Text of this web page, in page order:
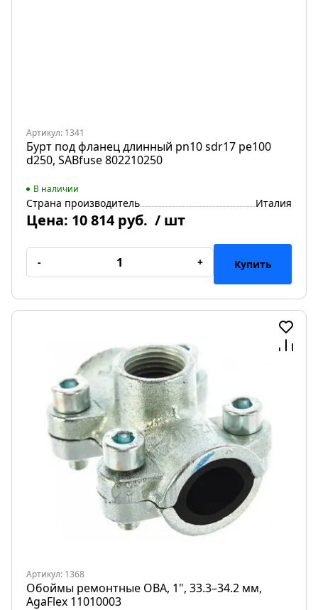
Артикул: 1341
Бурт под фланец длинный pn10 sdr17 pe100
d250, SABfuse 802210250
В наличии
Страна производитель Италия
Цена: 10 814 руб. / шт
- + Купить
Артикул: 1368
Обоймы ремонтные OBA, 1", 33.3–34.2 мм,
AgaFlex 11010003